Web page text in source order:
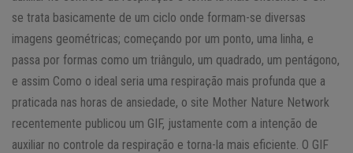
se trata basicamente de um ciclo onde formam-se diversas
imagens geométricas; começando por um ponto, uma linha, e
passa por formas como um triângulo, um quadrado, um pentágono,
e assim Como o ideal seria uma respiração mais profunda que a
praticada nas horas de ansiedade, o site Mother Nature Network
recentemente publicou um GIF, justamente com a intenção de
auxiliar no controle da respiração e torna-la mais eficiente. O GIF